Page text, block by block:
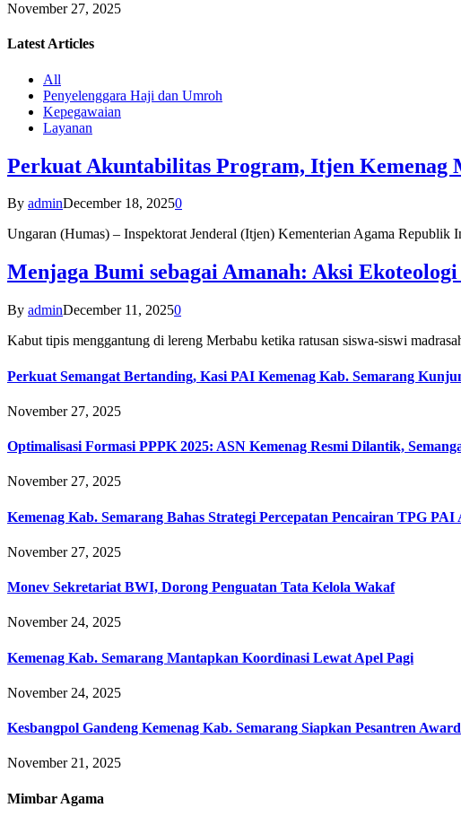
November 27, 2025
Latest Articles
All
Penyelenggara Haji dan Umroh
Kepegawaian
Layanan
Perkuat Akuntabilitas Program, Itjen Kemenag
By adminDecember 18, 20250
Ungaran (Humas) – Inspektorat Jenderal (Itjen) Kementerian Agama
Menjaga Bumi sebagai Amanah: Aksi
By adminDecember 11, 20250
Kabut tipis menggantung di lereng Merbabu ketika ratusan siswa-siswi
Perkuat Semangat Bertanding, Kasi PAI Kemenag Kab. Semarang
November 27, 2025
Optimalisasi Formasi PPPK 2025: ASN Kemenag Resmi Dilantik,
November 27, 2025
Kemenag Kab. Semarang Bahas Strategi Percepatan Pencairan TPG
November 27, 2025
Monev Sekretariat BWI, Dorong Penguatan Tata Kelola Wakaf
November 24, 2025
Kemenag Kab. Semarang Mantapkan Koordinasi Lewat Apel Pagi
November 24, 2025
Kesbangpol Gandeng Kemenag Kab. Semarang Siapkan Pesantren
November 21, 2025
Mimbar Agama